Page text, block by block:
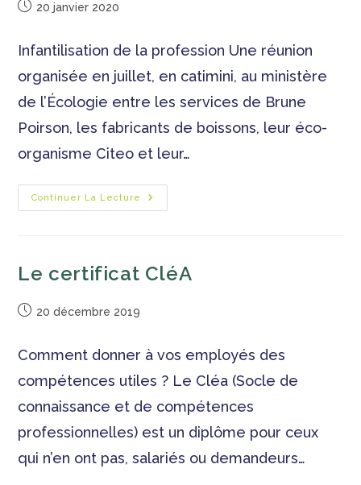
20 janvier 2020
Infantilisation de la profession Une réunion
organisée en juillet, en catimini, au ministère
de l’Écologie entre les services de Brune
Poirson, les fabricants de boissons, leur éco-
organisme Citeo et leur…
Continuer La Lecture
Le certificat CléA
20 décembre 2019
Comment donner à vos employés des
compétences utiles ? Le Cléa (Socle de
connaissance et de compétences
professionnelles) est un diplôme pour ceux
qui n’en ont pas, salariés ou demandeurs…